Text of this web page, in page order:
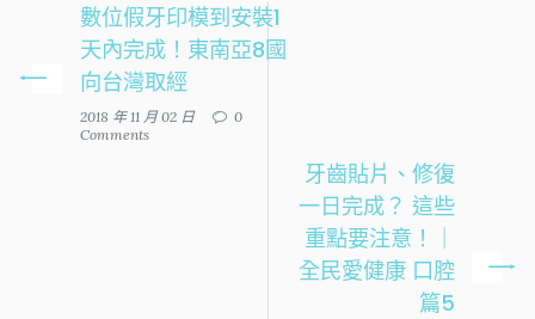
數位假牙印模到安裝1
天內完成！東南亞8國
向台灣取經
2018 年 11 月 02 日
0
Comments
牙齒貼片、修復
一日完成？ 這些
重點要注意！｜
全民愛健康 口腔
篇5